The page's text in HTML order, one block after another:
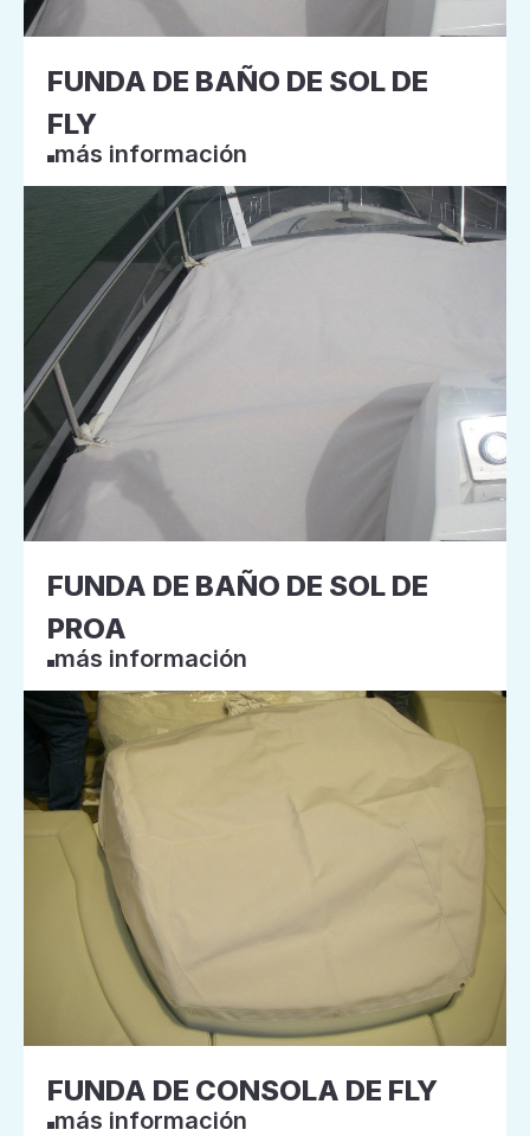
FUNDA DE BAÑO DE SOL DE
FLY
más información
FUNDA DE BAÑO DE SOL DE
PROA
más información
FUNDA DE CONSOLA DE FLY
más información